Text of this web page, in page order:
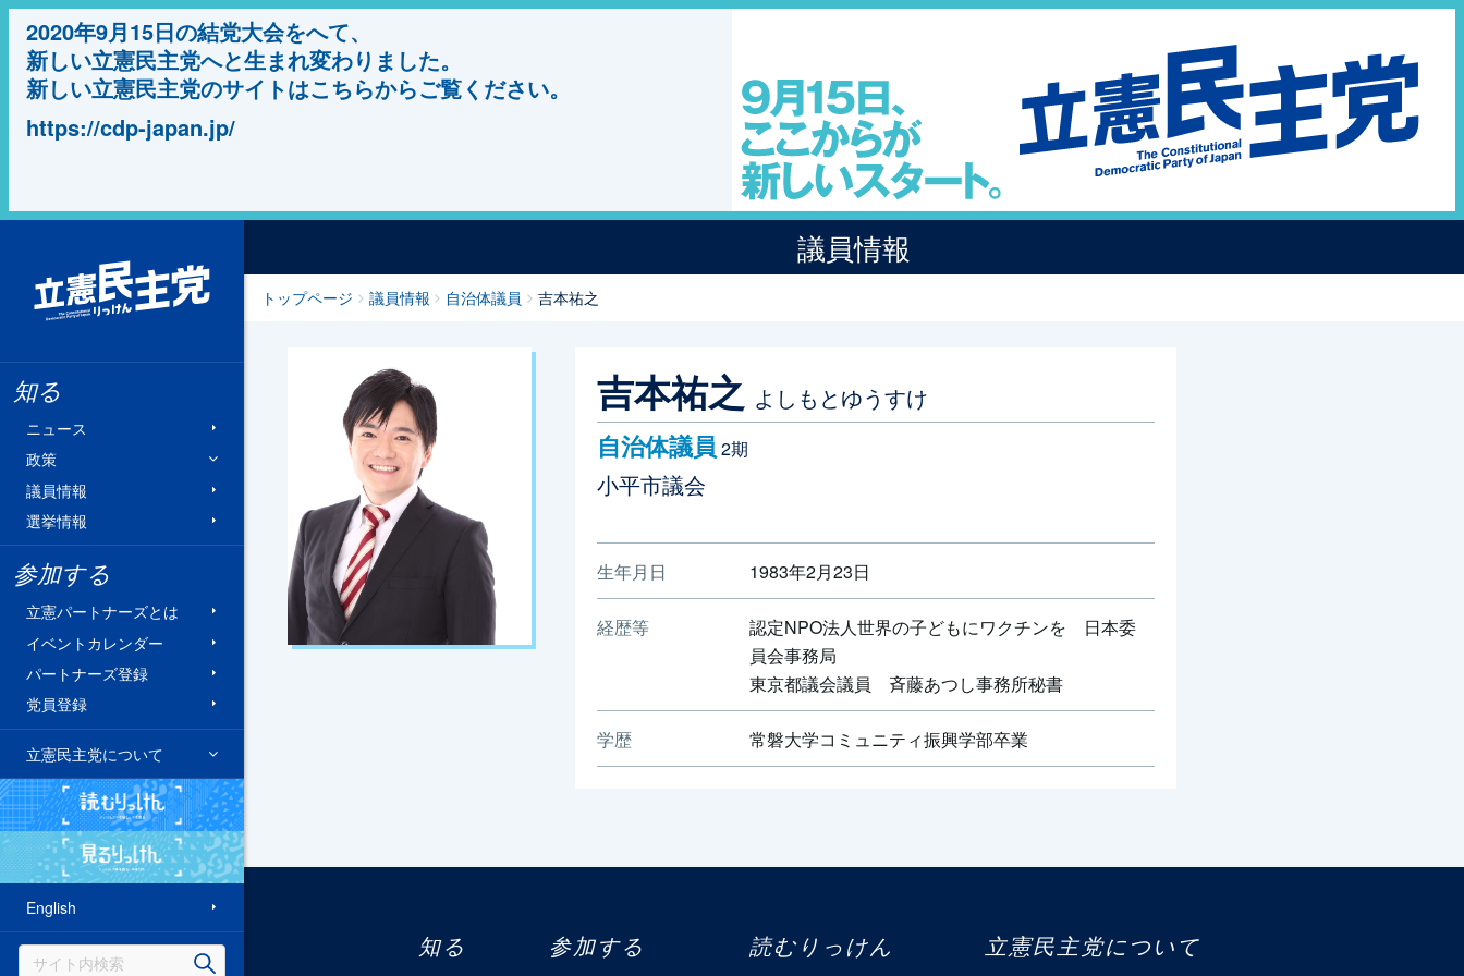
2020年9月15日の結党大会をへて、
新しい立憲民主党へと生まれ変わりました。
新しい立憲民主党のサイトはこちらからご覧ください。
https://cdp-japan.jp/
知る
ニュース
政策
議員情報
選挙情報
参加する
立憲パートナーズとは
イベントカレンダー
パートナーズ登録
党員登録
立憲民主党について
English
議員情報
トップページ 議員情報 自治体議員 吉本祐之
吉本祐之 よしもとゆうすけ
自治体議員 2期
小平市議会
生年月日 1983年2月23日
経歴等
認定NPO法人世界の子どもにワクチンを 日本委
員会事務局
東京都議会議員 斉藤あつし事務所秘書
学歴 常磐大学コミュニティ振興学部卒業
知る 参加する 読むりっけん 立憲民主党について